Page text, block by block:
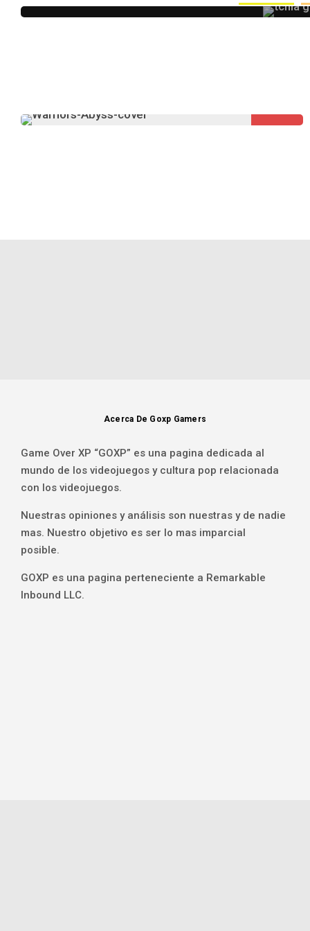
Acerca De Goxp Gamers
Game Over XP “GOXP” es una pagina dedicada al
mundo de los videojuegos y cultura pop relacionada
con los videojuegos.
Nuestras opiniones y análisis son nuestras y de nadie
mas. Nuestro objetivo es ser lo mas imparcial
posible.
GOXP es una pagina perteneciente a Remarkable
Inbound LLC.